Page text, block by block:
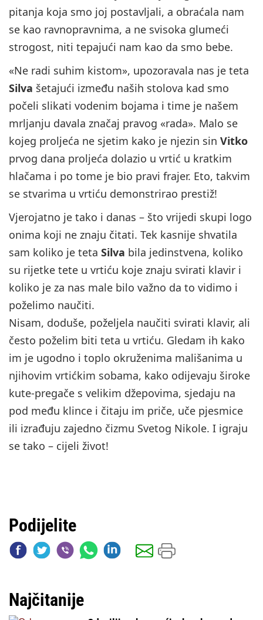
pitanja koja smo joj postavljali, a obraćala nam
se kao ravnopravnima, a ne svisoka glumeći
strogost, niti tepajući nam kao da smo bebe.
«Ne radi suhim kistom», upozoravala nas je teta
Silva šetajući između naših stolova kad smo
počeli slikati vodenim bojama i time je našem
mrljanju davala značaj pravog «rada». Malo se
kojeg proljeća ne sjetim kako je njezin sin Vitko
prvog dana proljeća dolazio u vrtić u kratkim
hlačama i po tome je bio pravi frajer. Eto, takvim
se stvarima u vrtiću demonstrirao prestiž!
Vjerojatno je tako i danas – što vrijedi skupi logo
onima koji ne znaju čitati. Tek kasnije shvatila
sam koliko je teta Silva bila jedinstvena, koliko
su rijetke tete u vrtiću koje znaju svirati klavir i
koliko je za nas male bilo važno da to vidimo i
poželimo naučiti.
Nisam, doduše, poželjela naučiti svirati klavir, ali
često poželim biti teta u vrtiću. Gledam ih kako
im je ugodno i toplo okruženima mališanima u
njihovim vrtićkim sobama, kako odijevaju široke
kute-pregače s velikim džepovima, sjedaju na
pod među klince i čitaju im priče, uče pjesmice
ili izrađuju zajedno čizmu Svetog Nikole. I igraju
se tako – cijeli život!
Podijelite
Najčitanije